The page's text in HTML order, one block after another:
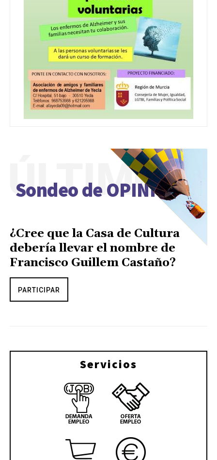
Sondeo de OPINIÓN
ÚLTIMO
¿Cree que la Casa de Cultura
debería llevar el nombre de
Francisco Guillem Castaño?
PARTICIPAR
Servicios